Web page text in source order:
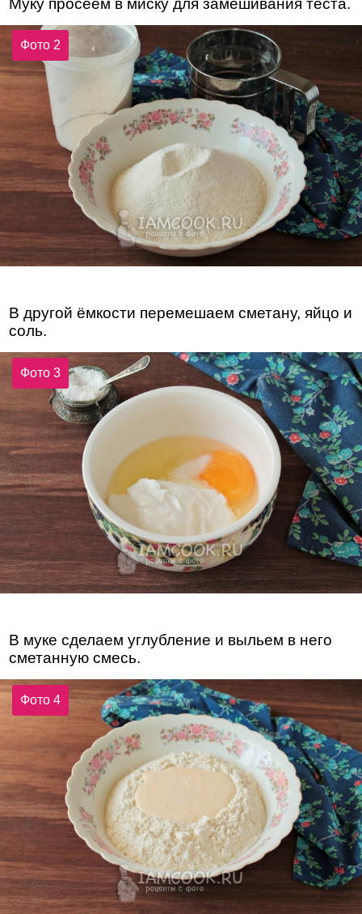
Муку просеем в миску для замешивания теста.
Фото 2
В другой ёмкости перемешаем сметану, яйцо и
соль.
Фото 3
В муке сделаем углубление и выльем в него
сметанную смесь.
Фото 4